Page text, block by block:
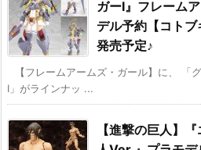
ガーI』フレーム
デル予約【コト
発売予定♪
【フレームアームズ・ガール】に、 「
I」がラインナッ ...
【進撃の巨人】